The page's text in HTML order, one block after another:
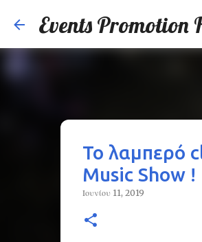
Events Promotion
Το λαμπερό
Music Show !
Ιουνίου 11, 2019